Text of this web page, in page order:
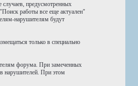
предусмотренных
работы все еще актуален"
нарушителям будут
только в специально
форума. При замеченных
нарушителей. При этом